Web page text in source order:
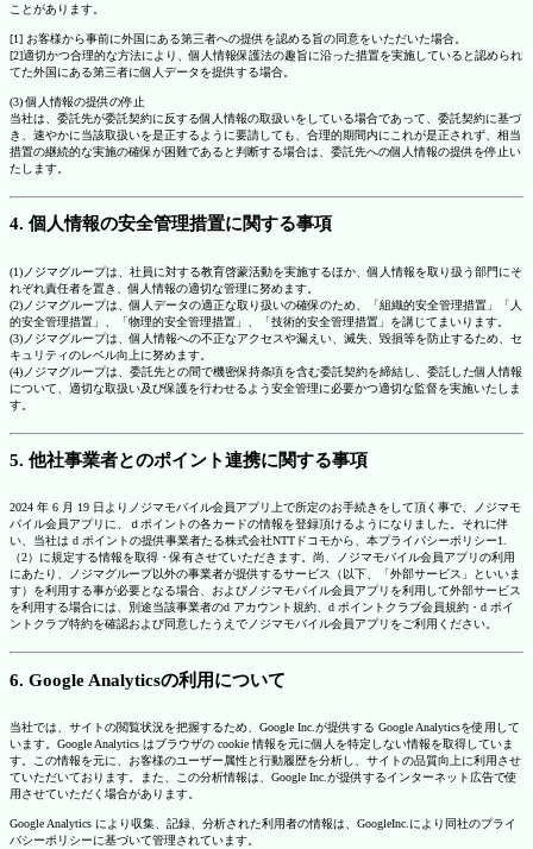
ことがあります。
[1] お客様から事前に外国にある第三者への提供を認める旨の同意をいただいた場合。
[2]適切かつ合理的な方法により、個人情報保護法の趣旨に沿った措置を実施していると認められ
てた外国にある第三者に個人データを提供する場合。
(3) 個人情報の提供の停止
当社は、委託先が委託契約に反する個人情報の取扱いをしている場合であって、委託契約に基づ
き、速やかに当該取扱いを是正するように要請しても、合理的期間内にこれが是正されず、相当
措置の継続的な実施の確保が困難であると判断する場合は、委託先への個人情報の提供を停止い
たします。
4. 個人情報の安全管理措置に関する事項
(1)ノジマグループは、社員に対する教育啓蒙活動を実施するほか、個人情報を取り扱う部門にそ
れぞれ責任者を置き、個人情報の適切な管理に努めます。
(2)ノジマグループは、個人データの適正な取り扱いの確保のため、「組織的安全管理措置」「人
的安全管理措置」、「物理的安全管理措置」、「技術的安全管理措置」を講じてまいります。
(3)ノジマグループは、個人情報への不正なアクセスや漏えい、滅失、毀損等を防止するため、セ
キュリティのレベル向上に努めます。
(4)ノジマグループは、委託先との間で機密保持条項を含む委託契約を締結し、委託した個人情報
について、適切な取扱い及び保護を行わせるよう安全管理に必要かつ適切な監督を実施いたしま
す。
5. 他社事業者とのポイント連携に関する事項
2024 年 6 月 19 日よりノジマモバイル会員アプリ上で所定のお手続きをして頂く事で、ノジマモ
バイル会員アプリに、ｄポイントの各カードの情報を登録頂けるようになりました。それに伴
い、当社は d ポイントの提供事業者たる株式会社NTTドコモから、本プライバシーポリシー1.
（2）に規定する情報を取得・保有させていただきます。尚、ノジマモバイル会員アプリの利用
にあたり、ノジマグループ以外の事業者が提供するサービス（以下、「外部サービス」といいま
す）を利用する事が必要となる場合、およびノジマモバイル会員アプリを利用して外部サービス
を利用する場合には、別途当該事業者のd アカウント規約、d ポイントクラブ会員規約・d ポイ
ントクラブ特約を確認および同意したうえでノジマモバイル会員アプリをご利用ください。
6. Google Analyticsの利用について
当社では、サイトの閲覧状況を把握するため、Google Inc.が提供する Google Analyticsを使用して
います。Google Analytics はブラウザの cookie 情報を元に個人を特定しない情報を取得していま
す。この情報を元に、お客様のユーザー属性と行動履歴を分析し、サイトの品質向上に利用させ
ていただいております。また、この分析情報は、Google Inc.が提供するインターネット広告で使
用させていただく場合があります。
Google Analytics により収集、記録、分析された利用者の情報は、GoogleInc.により同社のプライ
バシーポリシーに基づいて管理されています。